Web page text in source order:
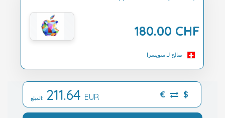
180.00 CHF
صالح لـ سويسرا
المبلغ: 211.64 EUR € $